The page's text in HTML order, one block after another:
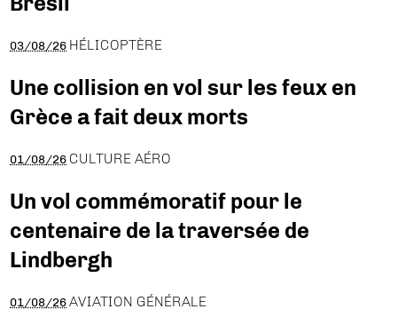
03/08/26 HÉLICOPTÈRE
Une collision en vol sur les feux en
Grèce a fait deux morts
01/08/26 CULTURE AÉRO
Un vol commémoratif pour le
centenaire de la traversée de
Lindbergh
01/08/26 AVIATION GÉNÉRALE